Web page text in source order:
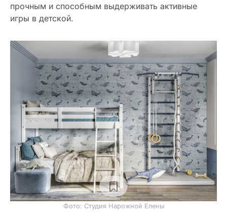
прочным и способным выдерживать активные
игры в детской.
Фото: Студия Нарожной Елены